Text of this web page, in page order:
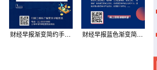
财经早报渐变简约手机营销海报 财经早报蓝色渐变简约金融资讯手机海报